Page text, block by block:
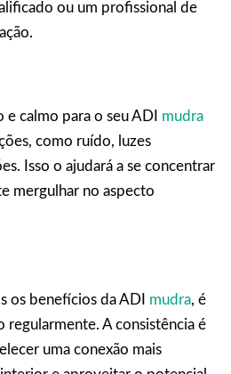
ou um profissional de
calmo para o seu ADI mudra
como ruído, luzes
Isso o ajudará a se concentrar
mergulhar no aspecto
os benefícios da ADI mudra, é
regularmente. A consistência é
uma conexão mais